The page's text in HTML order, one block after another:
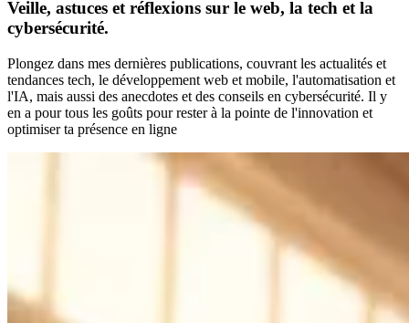
Veille, astuces et réflexions sur le web, la tech et la
cybersécurité.
Plongez dans mes dernières publications, couvrant les actualités et
tendances tech, le développement web et mobile, l'automatisation et
l'IA, mais aussi des anecdotes et des conseils en cybersécurité. Il y
en a pour tous les goûts pour rester à la pointe de l'innovation et
optimiser ta présence en ligne